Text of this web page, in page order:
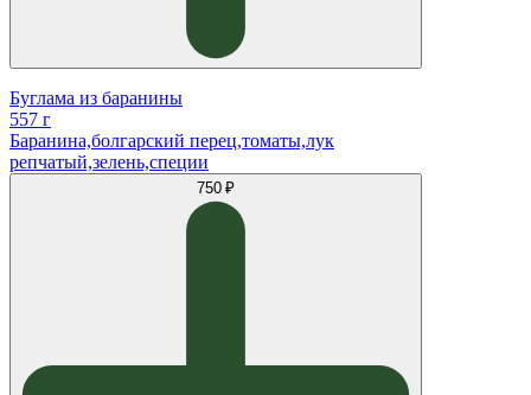
Буглама из баранины
557 г
Баранина,болгарский перец,томаты,лук
репчатый,зелень,специи
750 ₽